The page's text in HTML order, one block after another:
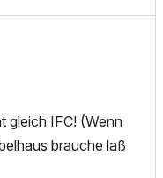
gleich IFC! (Wenn
brauche laß